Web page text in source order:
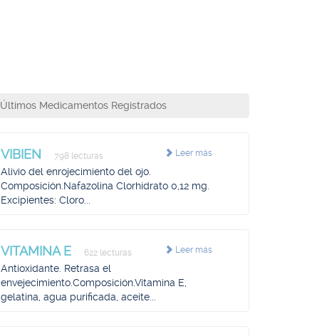
Últimos Medicamentos Registrados
Leer más
VIBIEN 798 lecturas
Alivio del enrojecimiento del ojo.
Composición.Nafazolina Clorhidrato 0,12 mg.
Excipientes: Cloro...
Leer más
VITAMINA E 622 lecturas
Antioxidante. Retrasa el
envejecimiento.Composición.Vitamina E,
gelatina, agua purificada, aceite...